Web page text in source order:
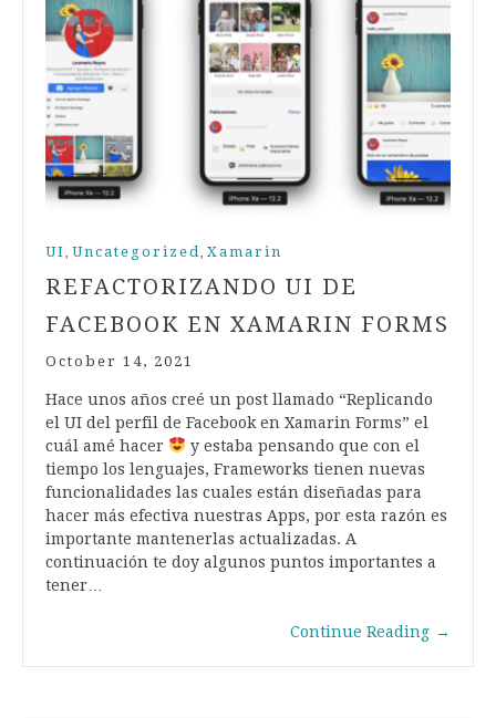
UI Uncategorized Xamarin
REFACTORIZANDO UI DE
FACEBOOK EN XAMARIN FORMS
October 14, 2021
Hace unos años creé un post llamado “Replicando
el UI del perfil de Facebook en Xamarin Forms” el
cuál amé hacer
y estaba pensando que con el
tiempo los lenguajes, Frameworks tienen nuevas
funcionalidades las cuales están diseñadas para
hacer más efectiva nuestras Apps, por esta razón es
importante mantenerlas actualizadas. A
continuación te doy algunos puntos importantes a
tener…
Continue Reading →